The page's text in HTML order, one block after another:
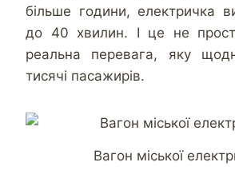
більше години, електричка
до 40 хвилин. І це не
реальна перевага, яку
тисячі пасажирів.
Вагон міської